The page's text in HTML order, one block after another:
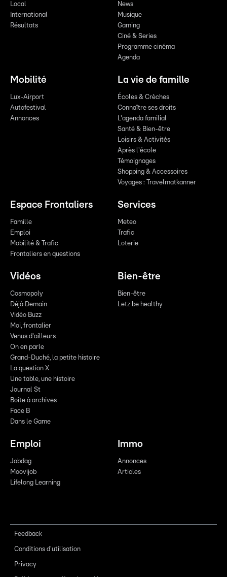
Local
International
Résultats
News
Musique
Gaming
Ciné & Series
Programme cinéma
Agenda
Mobilité
Lux-Airport
Autofestival
Annonces
La vie de famille
Écoles & Crèches
Connaître ses droits
L'agenda familial
Santé & Bien-être
Loisirs & Activités
Après l'école
Témoignages
Shopping & Accessoires
Voyages : Travelmatkanner
Espace Frontaliers
Famille
Emploi
Mobilité & Trafic
Frontaliers en questions
Services
Meteo
Trafic
Loterie
Vidéos
Cosmopoly
Déjà Demain
Vidéo Buzz
Moi, frontalier
Venus d'ailleurs
On en parle
Grand-Duché, la petite histoire
La question X
Une table, une histoire
Journal St
Boîte à archives
Face B
Dans le Game
Bien-être
Bien-être
Letz be healthy
Emploi
Jobdag
Moovijob
Lifelong Learning
Immo
Annonces
Articles
Feedback
Conditions d'utilisation
Privacy